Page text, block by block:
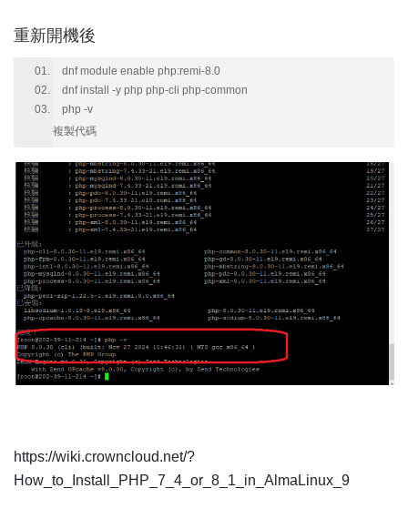
重新開機後
dnf module enable php:remi-8.0
dnf install -y php php-cli php-common
php -v
複製代碼
https://wiki.crowncloud.net/?
How_to_Install_PHP_7_4_or_8_1_in_AlmaLinux_9